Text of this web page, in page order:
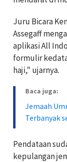
Juru Bicara
Assegaff
aplikasi All
formulir
haji," ujarnya.
Baca juga:
Jemaah
Terbanyak
Pendataan
kepulangan